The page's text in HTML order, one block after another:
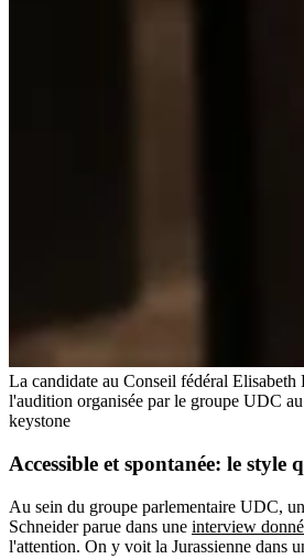
La candidate au Conseil fédéral Elisabeth
l'audition organisée par le groupe UDC
keystone
Accessible et spontanée: le style
Au sein du groupe parlementaire UDC,
Schneider parue dans une interview
l'attention. On y voit la Jurassienne dans